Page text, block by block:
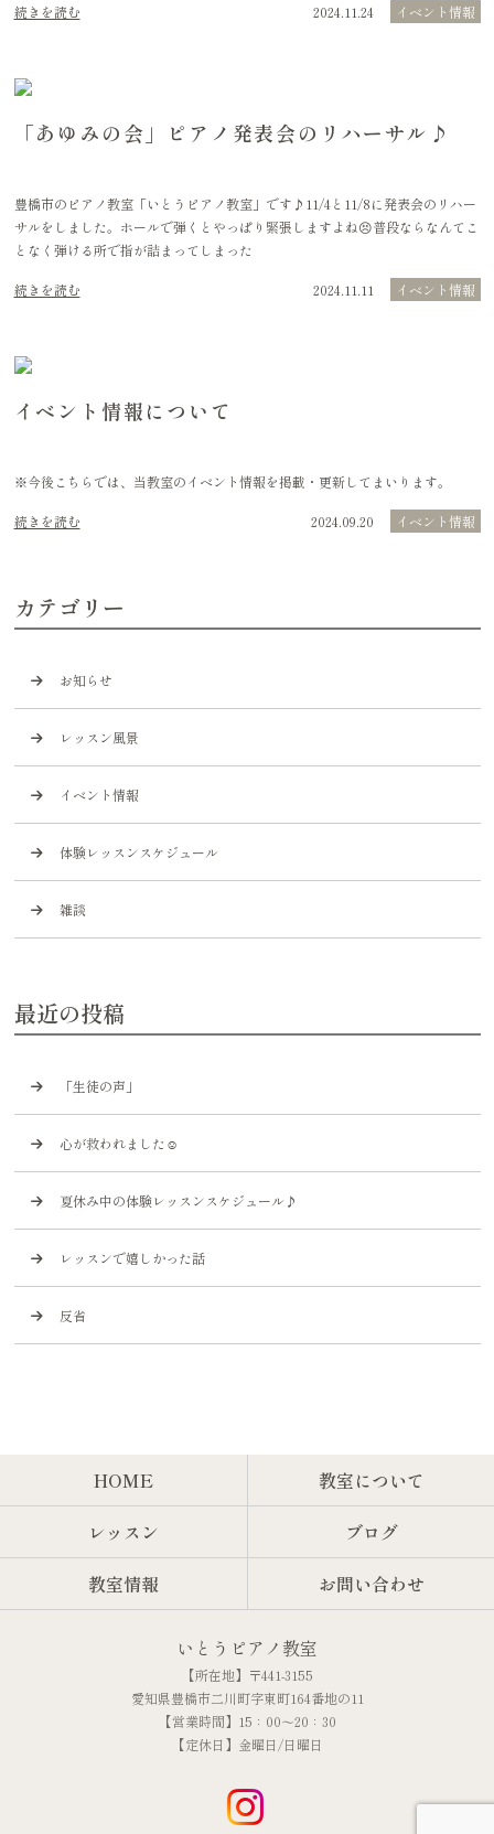
続きを読む 2024.11.24 イベント情報
「あゆみの会」ピアノ発表会のリハーサル♪
豊橋市のピアノ教室「いとうピアノ教室」です♪11/4と11/8に発表会のリハー
サルをしました。ホールで弾くとやっぱり緊張しますよね😣普段ならなんてこ
となく弾ける所で指が詰まってしまった
続きを読む 2024.11.11 イベント情報
イベント情報について
※今後こちらでは、当教室のイベント情報を掲載・更新してまいります。
続きを読む 2024.09.20 イベント情報
カテゴリー
お知らせ
レッスン風景
イベント情報
体験レッスンスケジュール
雑談
最近の投稿
「生徒の声」
心が救われました☺️
夏休み中の体験レッスンスケジュール♪
レッスンで嬉しかった話
反省
HOME
教室について
レッスン
ブログ
教室情報
お問い合わせ
いとうピアノ教室
【所在地】〒441-3155
愛知県豊橋市二川町字東町164番地の11
【営業時間】15：00～20：30
【定休日】金曜日/日曜日